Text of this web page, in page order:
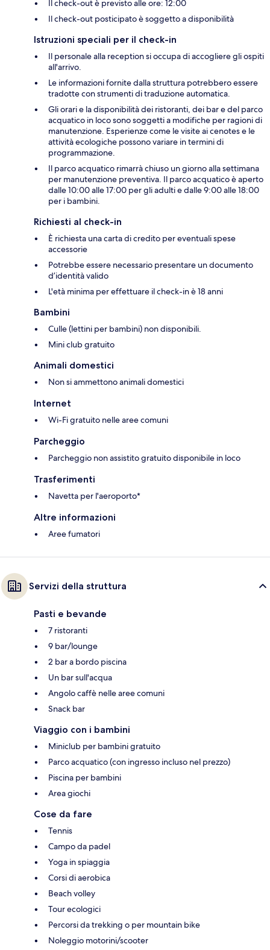
Il check-out è previsto alle ore: 12:00
Il check-out posticipato è soggetto a disponibilità
Istruzioni speciali per il check-in
Il personale alla reception si occupa di accogliere gli ospiti
all'arrivo.
Le informazioni fornite dalla struttura potrebbero essere
tradotte con strumenti di traduzione automatica.
Gli orari e la disponibilità dei ristoranti, dei bar e del parco
acquatico in loco sono soggetti a modifiche per ragioni di
manutenzione. Esperienze come le visite ai cenotes e le
attività ecologiche possono variare in termini di
programmazione.
Il parco acquatico rimarrà chiuso un giorno alla settimana
per manutenzione preventiva. Il parco acquatico è aperto
dalle 10:00 alle 17:00 per gli adulti e dalle 9:00 alle 18:00
per i bambini.
Richiesti al check-in
È richiesta una carta di credito per eventuali spese
accessorie
Potrebbe essere necessario presentare un documento
d’identità valido
L'età minima per effettuare il check-in è 18 anni
Bambini
Culle (lettini per bambini) non disponibili.
Mini club gratuito
Animali domestici
Non si ammettono animali domestici
Internet
Wi-Fi gratuito nelle aree comuni
Parcheggio
Parcheggio non assistito gratuito disponibile in loco
Trasferimenti
Navetta per l'aeroporto*
Altre informazioni
Aree fumatori
Servizi della struttura
Pasti e bevande
7 ristoranti
9 bar/lounge
2 bar a bordo piscina
Un bar sull'acqua
Angolo caffè nelle aree comuni
Snack bar
Viaggio con i bambini
Miniclub per bambini gratuito
Parco acquatico (con ingresso incluso nel prezzo)
Piscina per bambini
Area giochi
Cose da fare
Tennis
Campo da padel
Yoga in spiaggia
Corsi di aerobica
Beach volley
Tour ecologici
Percorsi da trekking o per mountain bike
Noleggio motorini/scooter